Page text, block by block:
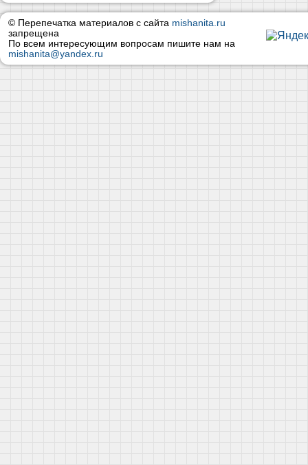
© Перепечатка материалов с сайта mishanita.ru
запрещена
По всем интересующим вопросам пишите нам на
mishanita@yandex.ru